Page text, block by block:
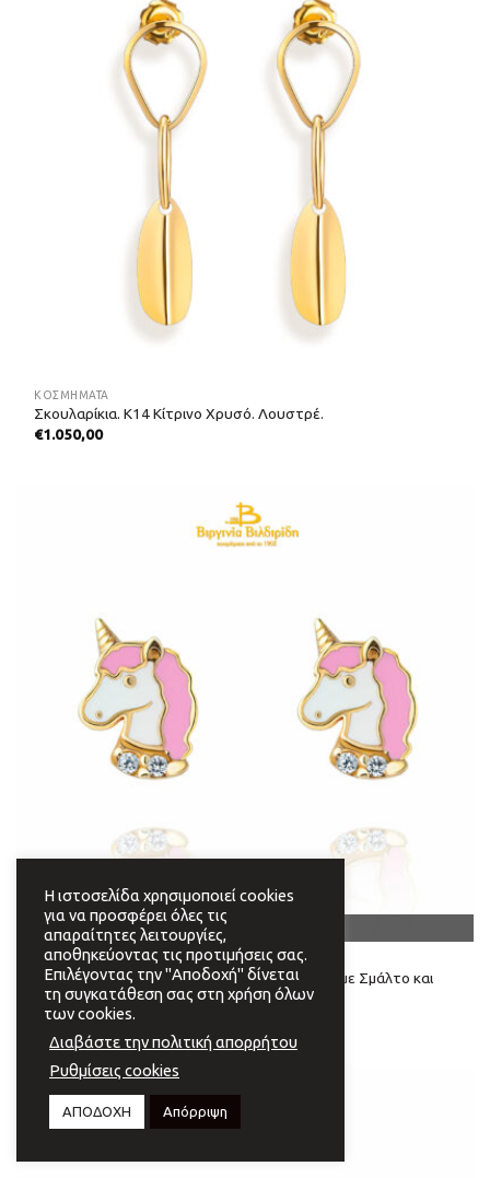
ΚΟΣΜΗΜΑΤΑ
Σκουλαρίκια. Κ14 Κίτρινο Χρυσό. Λουστρέ.
€1.050,00
OUT OF STOCK
ΚΟΣΜΗΜΑΤΑ
Σκουλαρίκια. Κ14 Κίτρινο Χρυσό. Μονόκερος με Σμάλτο και
Λευκά Ζιρκόν.
165,00
Η ιστοσελίδα χρησιμοποιεί cookies
για να προσφέρει όλες τις
απαραίτητες λειτουργίες,
αποθηκεύοντας τις προτιμήσεις σας.
Επιλέγοντας την "Αποδοχή" δίνεται
τη συγκατάθεση σας στη χρήση όλων
των cookies.
Διαβάστε την πολιτική απορρήτου
Ρυθμίσεις cookies
ΑΠΟΔΟΧΗ Απόρριψη